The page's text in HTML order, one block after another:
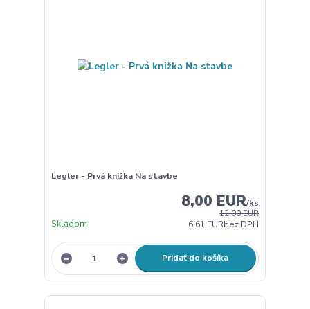
Legler - Prvá knižka Na stavbe
12,00 EUR
8,00 EUR/ks
6,61 EURbez DPH
Skladom
Pridať do košíka